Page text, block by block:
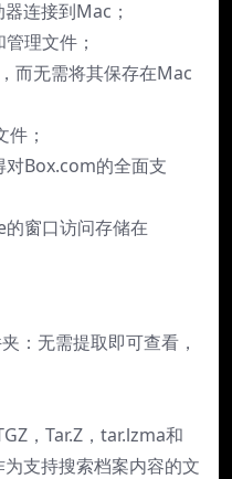
连接到Mac；
理文件；
而无需将其保存在Mac
；
Box.com的全面支
窗口访问存储在
：无需提取即可查看，
，Tar.Z，tar.lzma和
支持搜索档案内容的文